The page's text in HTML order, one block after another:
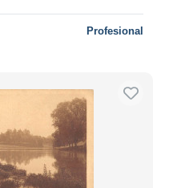
Profesional